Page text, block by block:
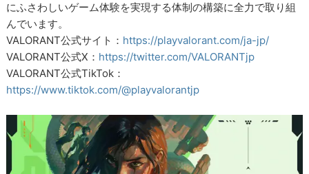
にふさわしいゲーム体験を実現する体制の構築に全力で取り組
んでいます。
VALORANT公式サイト： https://playvalorant.com/ja-jp/
VALORANT公式X： https://twitter.com/VALORANTjp
VALORANT公式TikTok：
https://www.tiktok.com/@playvalorantjp